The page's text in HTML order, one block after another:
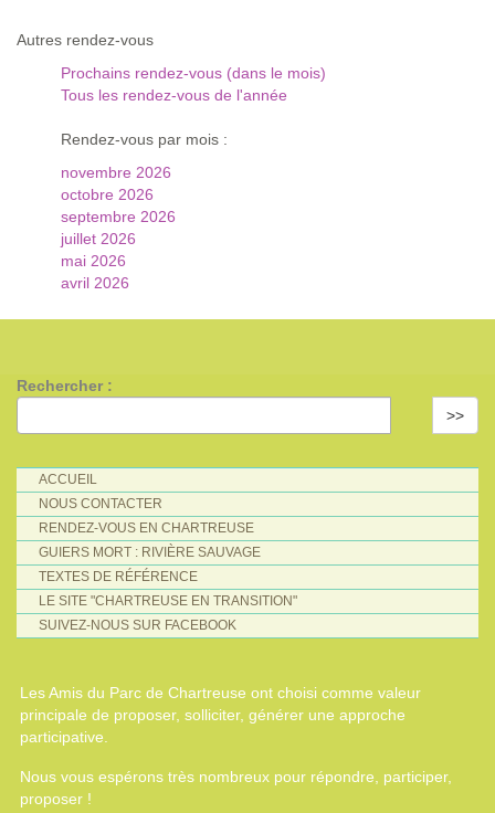
Autres rendez-vous
Prochains rendez-vous (dans le mois)
Tous les rendez-vous de l'année
Rendez-vous par mois :
novembre 2026
octobre 2026
septembre 2026
juillet 2026
mai 2026
avril 2026
Rechercher :
>>
ACCUEIL
NOUS CONTACTER
RENDEZ-VOUS EN CHARTREUSE
GUIERS MORT : RIVIÈRE SAUVAGE
TEXTES DE RÉFÉRENCE
LE SITE "CHARTREUSE EN TRANSITION"
SUIVEZ-NOUS SUR FACEBOOK
Les Amis du Parc de Chartreuse ont choisi comme valeur
principale de proposer, solliciter, générer une approche
participative.
Nous vous espérons très nombreux pour répondre, participer,
proposer !